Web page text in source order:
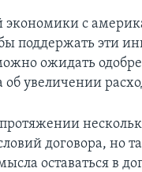
экономики с
поддержать эти
ожидать
об увеличении
договора, но
оставаться в